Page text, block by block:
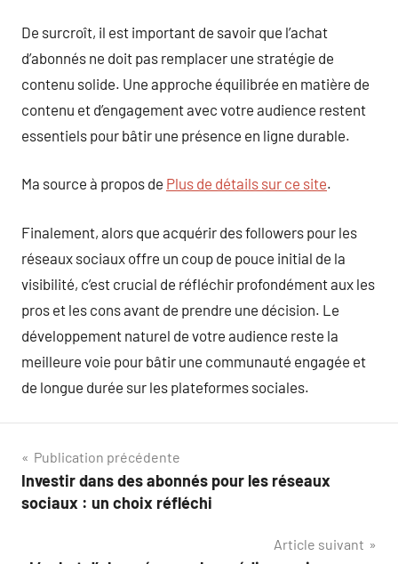
De surcroît, il est important de savoir que l’achat
d’abonnés ne doit pas remplacer une stratégie de
contenu solide. Une approche équilibrée en matière de
contenu et d’engagement avec votre audience restent
essentiels pour bâtir une présence en ligne durable.
Ma source à propos de Plus de détails sur ce site.
Finalement, alors que acquérir des followers pour les
réseaux sociaux offre un coup de pouce initial de la
visibilité, c’est crucial de réfléchir profondément aux les
pros et les cons avant de prendre une décision. Le
développement naturel de votre audience reste la
meilleure voie pour bâtir une communauté engagée et
de longue durée sur les plateformes sociales.
Navigation
de
Publication précédente
Investir dans des abonnés pour les réseaux
sociaux : un choix réfléchi
Article suivant